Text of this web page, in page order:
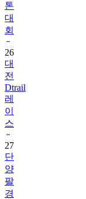
톤
대
회
26
대
전
Dtrail
레
이
스
27
단
양
팔
경